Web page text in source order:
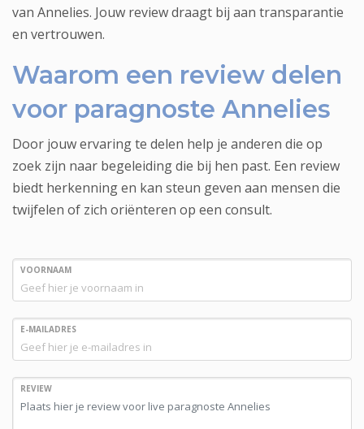
van Annelies. Jouw review draagt bij aan transparantie
en vertrouwen.
Waarom een review delen
voor paragnoste Annelies
Door jouw ervaring te delen help je anderen die op
zoek zijn naar begeleiding die bij hen past. Een review
biedt herkenning en kan steun geven aan mensen die
twijfelen of zich oriënteren op een consult.
VOORNAAM
E-MAILADRES
REVIEW